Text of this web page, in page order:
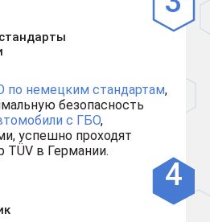
по немецким стандартам,
безопасность
с ГБО,
успешно проходят
TÜV в Германии.